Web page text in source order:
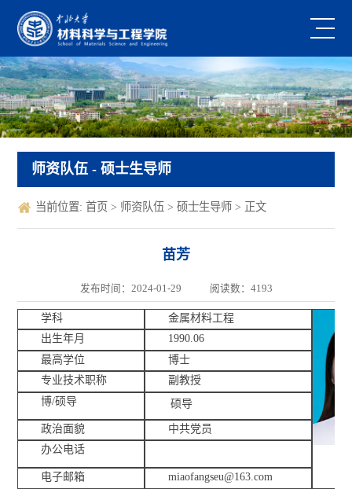
师资队伍 - 硕士生导师
当前位置: 首页 > 师资队伍 > 硕士生导师 > 正文
苗芳
发布时间：2024-01-29 阅读数： 4193
学科
金属材料工程
出生年月
1990.06
最高学位
博士
专业技术职称
副教授
博/硕导
硕导
政治面貌
中共党员
办公电话
电子邮箱
miaofangseu@163.com